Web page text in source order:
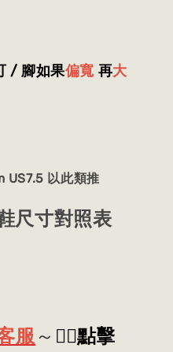
/ 腳如果偏寬 再大
US7.5 以此類推
尺寸對照表
服 ～ 👈🏻點擊